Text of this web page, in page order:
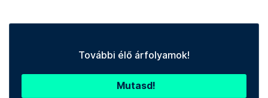
További élő árfolyamok!
Mutasd!